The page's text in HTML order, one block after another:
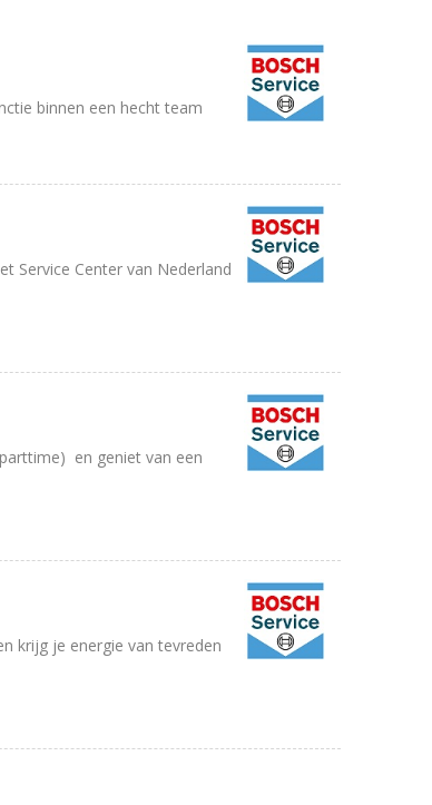
binnen een hecht team
Service Center van Nederland
en geniet van een
krijg je energie van tevreden